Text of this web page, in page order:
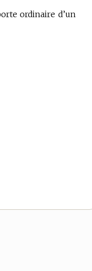
ordinaire d’un